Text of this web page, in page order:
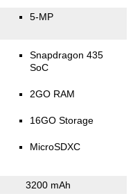
5-MP
Snapdragon 435
SoC
2GO RAM
16GO Storage
MicroSDXC
3200 mAh